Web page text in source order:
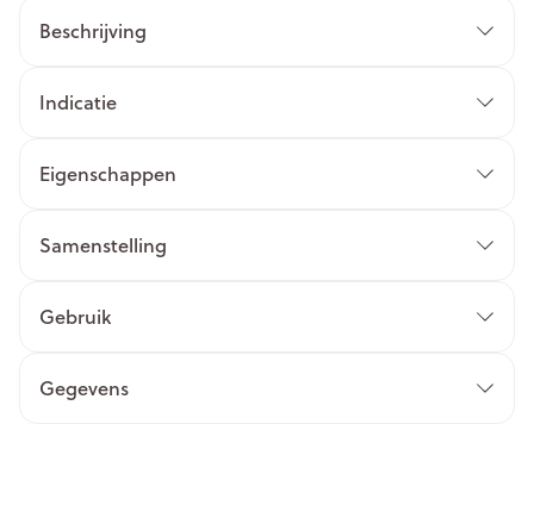
Beschrijving
Indicatie
Eigenschappen
Samenstelling
Gebruik
Gegevens